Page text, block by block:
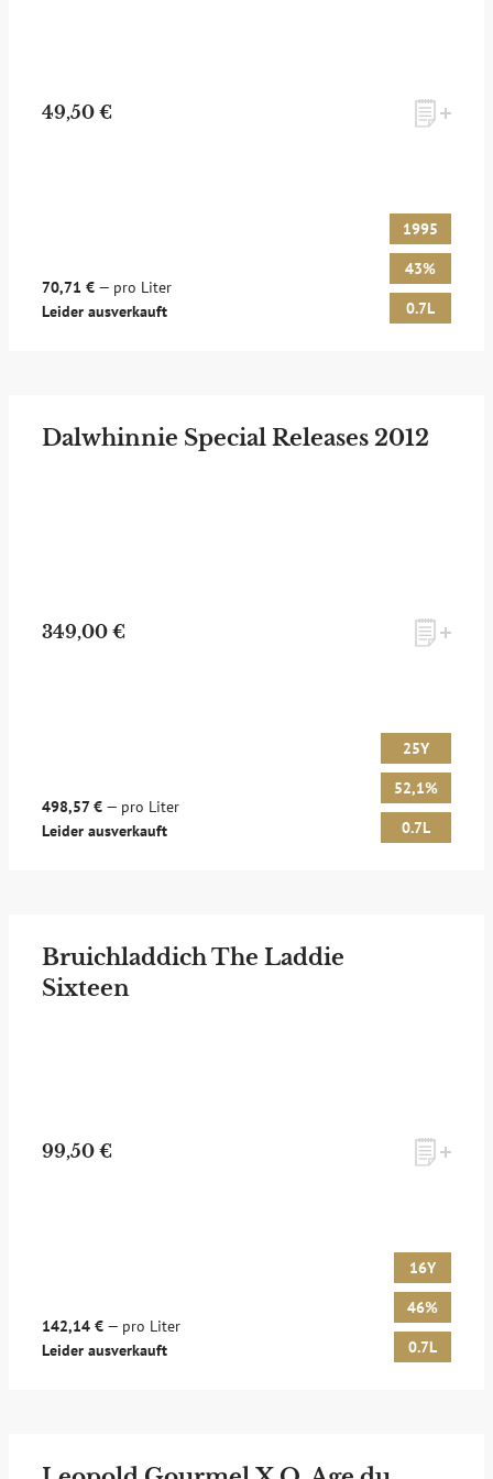
49,50 €
70,71 € — pro Liter
Leider ausverkauft
1995
43%
0.7L
Dalwhinnie Special Releases 2012
349,00 €
498,57 € — pro Liter
Leider ausverkauft
25Y
52,1%
0.7L
Bruichladdich The Laddie
Sixteen
99,50 €
142,14 € — pro Liter
Leider ausverkauft
16Y
46%
0.7L